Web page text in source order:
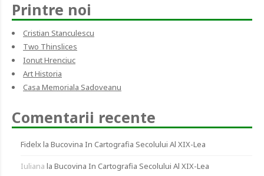
Printre noi
Cristian Stanculescu
Two Thinslices
Ionut Hrenciuc
Art Historia
Casa Memoriala Sadoveanu
Comentarii recente
Fidelxla Bucovina In Cartografia Secolului Al XIX-Lea
Iuliana la Bucovina In Cartografia Secolului Al XIX-Lea